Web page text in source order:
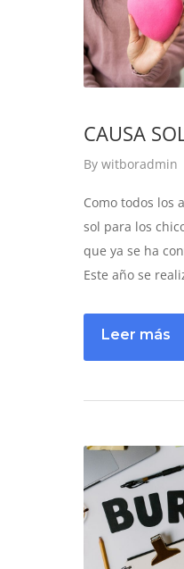
CAUSA
By witboradmin
Como todos los
sol para los
que ya se ha
Este año se